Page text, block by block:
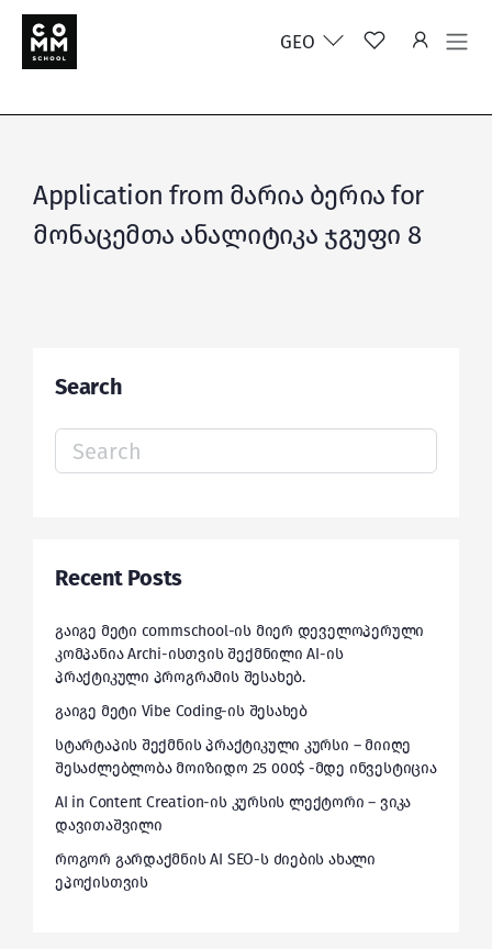
GEO
Application from მარია ბერია for
მონაცემთა ანალიტიკა ჯგუფი 8
Search
Search
for:
Recent Posts
გაიგე მეტი commschool-ის მიერ დეველოპერული
კომპანია Archi-ისთვის შექმნილი AI-ის
პრაქტიკული პროგრამის შესახებ.
გაიგე მეტი Vibe Coding-ის შესახებ
სტარტაპის შექმნის პრაქტიკული კურსი – მიიღე
შესაძლებლობა მოიზიდო 25 000$ -მდე ინვესტიცია
AI in Content Creation-ის კურსის ლექტორი – ვიკა
დავითაშვილი
როგორ გარდაქმნის AI SEO-ს ძიების ახალი
ეპოქისთვის